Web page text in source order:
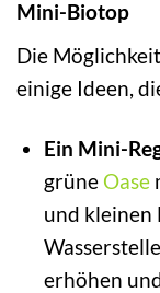
Mini-Biotop
Die
einige Ideen,
Ein Mini-
grüne Oase
und kleinen
erhöhen